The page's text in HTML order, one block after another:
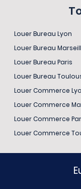
Louer Bureau Lyon
Louer Bureau
Louer Bureau Paris
Louer Bureau
Louer Commerce
Louer Commerce
Louer Commerce
Louer Commerce